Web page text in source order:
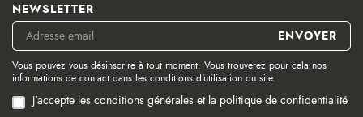
NEWSLETTER
Vous pouvez vous désinscrire à tout moment. Vous trouverez pour cela nos
informations de contact dans les conditions d'utilisation du site.
J'accepte les conditions générales et la politique de confidentialité